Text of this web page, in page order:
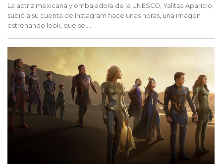
La actriz mexicana y embajadora de la UNESCO, Yalitza Aparicio,
subió a su cuenta de Instagram hace unas horas, una imagen
estrenando look, que se ...